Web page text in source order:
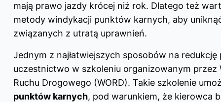
mają prawo jazdy krócej niż rok. Dlatego też
metody windykacji punktów karnych, aby
związanych z utratą uprawnień.
Jednym z najłatwiejszych sposobów na
uczestnictwo w szkoleniu organizowanym przez
Ruchu Drogowego (WORD). Takie szkolenie
punktów karnych, pod warunkiem, że kierowca